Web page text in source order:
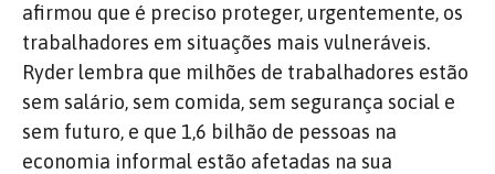
afirmou que é preciso proteger, urgentemente, os
trabalhadores em situações mais vulneráveis.
Ryder lembra que milhões de trabalhadores estão
sem salário, sem comida, sem segurança social e
sem futuro, e que 1,6 bilhão de pessoas na
economia informal estão afetadas na sua